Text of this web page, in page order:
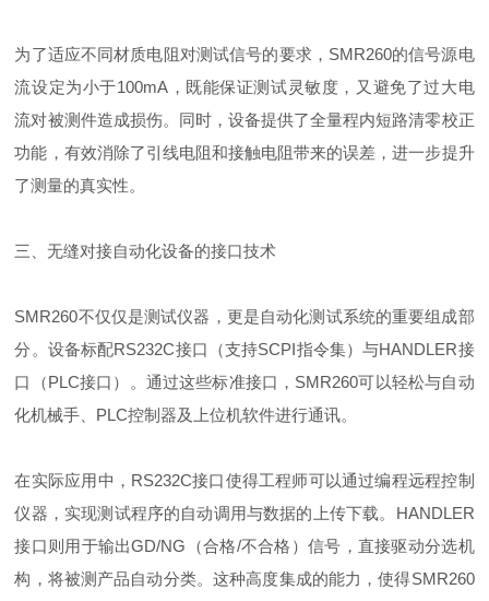
为了适应不同材质电阻对测试信号的要求，SMR260的信号源电
流设定为小于100mA，既能保证测试灵敏度，又避免了过大电
流对被测件造成损伤。同时，设备提供了全量程内短路清零校正
功能，有效消除了引线电阻和接触电阻带来的误差，进一步提升
了测量的真实性。
三、无缝对接自动化设备的接口技术
SMR260不仅仅是测试仪器，更是自动化测试系统的重要组成部
分。设备标配RS232C接口（支持SCPI指令集）与HANDLER接
口（PLC接口）。通过这些标准接口，SMR260可以轻松与自动
化机械手、PLC控制器及上位机软件进行通讯。
在实际应用中，RS232C接口使得工程师可以通过编程远程控制
仪器，实现测试程序的自动调用与数据的上传下载。HANDLER
接口则用于输出GD/NG（合格/不合格）信号，直接驱动分选机
构，将被测产品自动分类。这种高度集成的能力，使得SMR260